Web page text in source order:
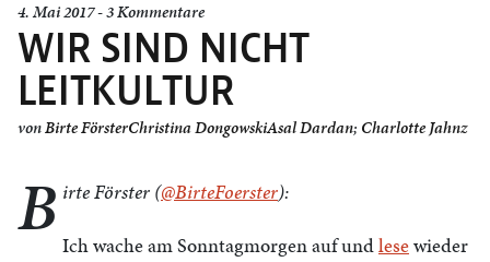
4. Mai 2017 - 3 Kommentare
WIR SIND NICHT
LEITKULTUR
vonBirte FörsterChristina DongowskiAsal Dardan; Charlotte Jahnz
B irte Förster (@BirteFoerster):
Ich wache am Sonntagmorgen auf undlesewieder